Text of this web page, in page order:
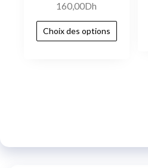
160,00Dh
Choix des options